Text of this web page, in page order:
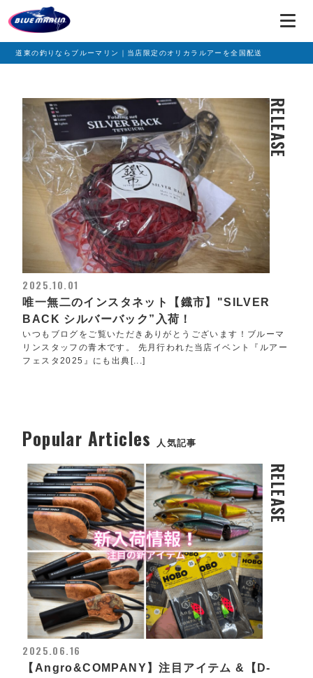
道東の釣りならブルーマリン｜当店限定のオリカラルアーを全国配送
RELEASE
2025.10.01
唯一無二のインスタネット【鐡市】"SILVER
BACK シルバーバック”入荷！
いつもブログをご覧いただきありがとうございます！ブルーマ
リンスタッフの青木です。 先月行われた当店イベント『ルアー
フェスタ2025』にも出典[...]
Popular Articles 人気記事
RELEASE
2025.06.16
【Angro&COMPANY】注目アイテム &【D-